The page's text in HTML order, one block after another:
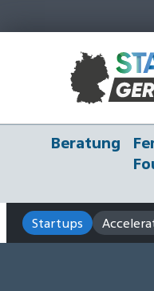
Beratung
Startups